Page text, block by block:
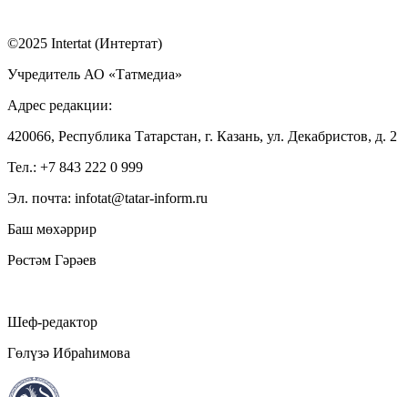
©2025 Intertat (Интертат)
Учредитель АО «Татмедиа»
Адрес редакции:
420066, Республика Татарстан, г. Казань, ул. Декабристов, д. 2
Тел.: +7 843 222 0 999
Эл. почта: infotat@tatar-inform.ru
Баш мөхәррир
Рөстәм Гәрәев
Шеф-редактор
Гөлүзә Ибраһимова